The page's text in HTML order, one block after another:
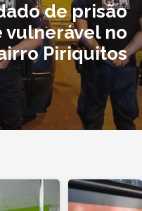
de prisão
vulnerável no
Piriquitos